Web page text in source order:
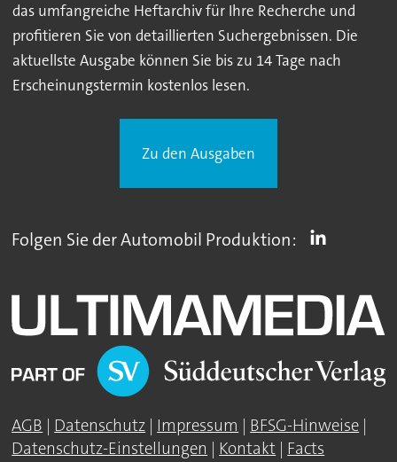
das umfangreiche Heftarchiv für Ihre Recherche und
profitieren Sie von detaillierten Suchergebnissen. Die
aktuellste Ausgabe können Sie bis zu 14 Tage nach
Erscheinungstermin kostenlos lesen.
Zu den Ausgaben
Folgen Sie der Automobil Produktion:
AGB | Datenschutz | Impressum | BFSG-Hinweise |
Datenschutz-Einstellungen | Kontakt | Facts